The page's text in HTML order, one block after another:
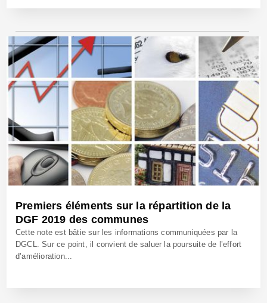
18 Juin 2019 - Réf: BW39497
Premiers éléments sur la répartition de la
DGF 2019 des communes
Cette note est bâtie sur les informations communiquées par la
DGCL. Sur ce point, il convient de saluer la poursuite de l’effort
d’amélioration...